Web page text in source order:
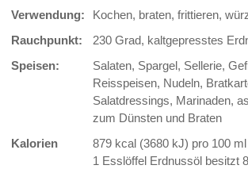
Verwendung:
Kochen, braten, frittieren,
Rauchpunkt:
230 Grad, kaltgepresstes
Speisen:
Salaten, Spargel, Sellerie,
Reisspeisen, Nudeln,
Salatdressings, Marinaden,
zum Dünsten und Braten
Kalorien
879 kcal (3680 kJ) pro 100 ml
1 Esslöffel Erdnussöl besitzt